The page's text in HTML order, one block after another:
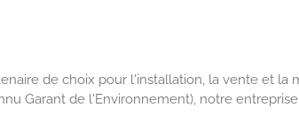
de choix pour l'installation, la vente et
Garant de l'Environnement), notre